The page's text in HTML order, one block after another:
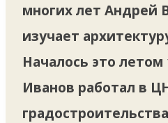
многих лет Андрей
изучает
Началось это летом
Иванов работал в